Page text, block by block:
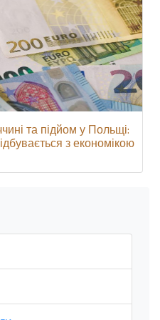
та підйом у Польщі:
з економікою